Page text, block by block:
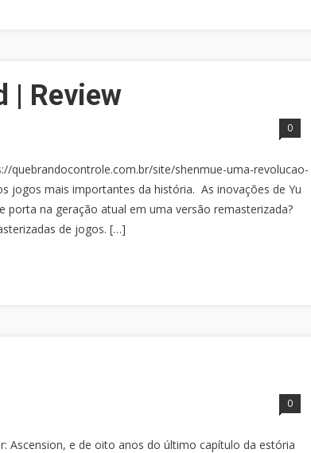
| Review
0
quebrandocontrole.com.br/site/shenmue-uma-revolucao-
jogos mais importantes da história. As inovações de Yu
na geração atual em uma versão remasterizada?
de jogos. […]
0
Ascension, e de oito anos do último capítulo da estória